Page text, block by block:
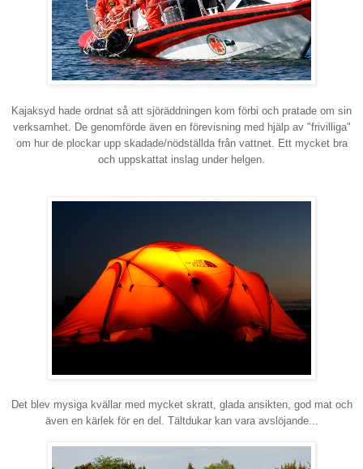
Kajaksyd hade ordnat så att sjöräddningen kom förbi och pratade om sin
verksamhet. De genomförde även en förevisning med hjälp av "frivilliga"
om hur de plockar upp skadade/nödställda från vattnet. Ett mycket bra
och uppskattat inslag under helgen.
Det blev mysiga kvällar med mycket skratt, glada ansikten, god mat och
även en kärlek för en del. Tältdukar kan vara avslöjande...